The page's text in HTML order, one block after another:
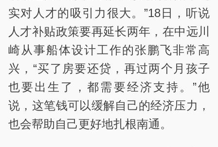
实对人才的吸引力很大。”18日，听说
人才补贴政策要再延长两年，在中远川
崎从事船体设计工作的张鹏飞非常高
兴，“买了房要还贷，再过两个月孩子
也要出生了，都需要经济支持。”他
说，这笔钱可以缓解自己的经济压力，
也会帮助自己更好地扎根南通。